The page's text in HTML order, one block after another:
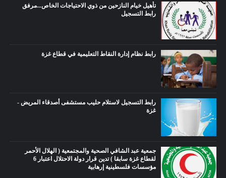
تأهيل خيام النازحين من ذوي الاحتياجات الخاص...مرفق
رابط التسجيل
رابط نظام إدارة النقاط التعليمية في قطاع غزة
رابط التسجيل لاستلام حليب مستشفى أصدقاء المريض -
غزة
جمعية عبد الشافي الصحية والمجتمعية ( الهلال الأحمر
لقطاع غزة سابقا ) تدين قرار دولة الاحتلال اعتبار 6
مؤسسات فلسطينية إرهابية